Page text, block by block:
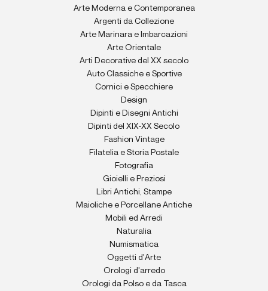
Arte Moderna e Contemporanea
Argenti da Collezione
Arte Marinara e Imbarcazioni
Arte Orientale
Arti Decorative del XX secolo
Auto Classiche e Sportive
Cornici e Specchiere
Design
Dipinti e Disegni Antichi
Dipinti del XIX-XX Secolo
Fashion Vintage
Filatelia e Storia Postale
Fotografia
Gioielli e Preziosi
Libri Antichi, Stampe
Maioliche e Porcellane Antiche
Mobili ed Arredi
Naturalia
Numismatica
Oggetti d'Arte
Orologi d'arredo
Orologi da Polso e da Tasca